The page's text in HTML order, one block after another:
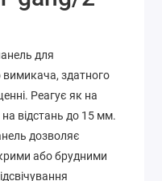
для
вимикача, здатного
Реагує як на
на відстань до 15 мм.
дозволяє
або брудними